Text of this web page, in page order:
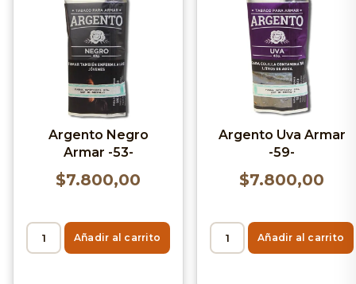
Argento Negro
Armar -53-
$7.800,00
Añadir al carrito
Argento Uva Armar
-59-
$7.800,00
Añadir al carrito